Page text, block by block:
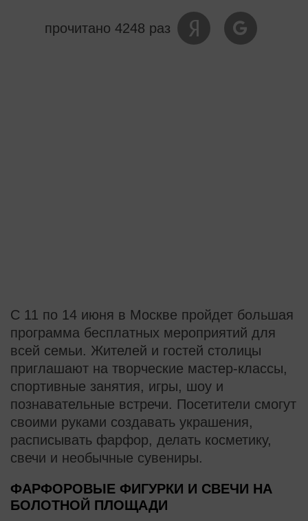
прочитано 4248 раз
С 11 по 14 июня в Москве пройдет большая
программа бесплатных мероприятий для
всей семьи. Жителей и гостей столицы
приглашают на творческие мастер-классы,
спортивные занятия, игры, шоу и
познавательные встречи. Посетители смогут
своими руками создавать украшения,
расписывать фарфор, делать косметику,
свечи и необычные сувениры.
ФАРФОРОВЫЕ ФИГУРКИ И СВЕЧИ НА
БОЛОТНОЙ ПЛОЩАДИ